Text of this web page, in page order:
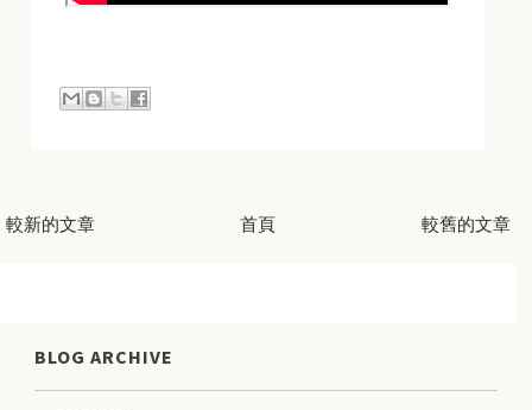
較新的文章 較舊的文章
首頁
BLOG ARCHIVE